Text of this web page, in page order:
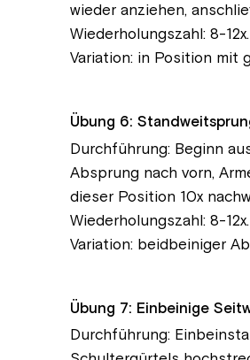
wieder anziehen,
Wiederholungszahl: 8-12x.
Variation: in Position mit
Übung 6:
Durchführung: Beginn
Absprung nach vorn,
dieser Position 10x
Wiederholungszahl: 8-12x.
Variation: beidbeiniger
Übung 7: Einbeinige
Durchführung: